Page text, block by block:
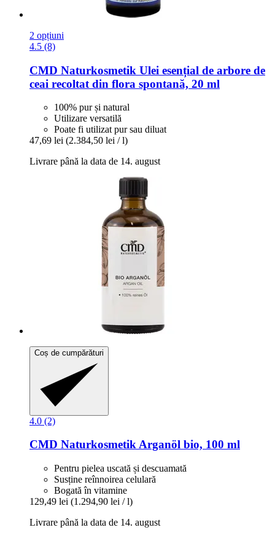
2 opțiuni
4.5 (8)
CMD Naturkosmetik Ulei esențial de arbore de
ceai recoltat din flora spontană, 20 ml
100% pur și natural
Utilizare versatilă
Poate fi utilizat pur sau diluat
47,69 lei (2.384,50 lei / l)
Livrare până la data de 14. august
Coș de cumpărături
4.0 (2)
CMD NaturkosmetikArganöl bio, 100 ml
Pentru pielea uscată și descuamată
Susține reînnoirea celulară
Bogată în vitamine
129,49 lei (1.294,90 lei / l)
Livrare până la data de 14. august